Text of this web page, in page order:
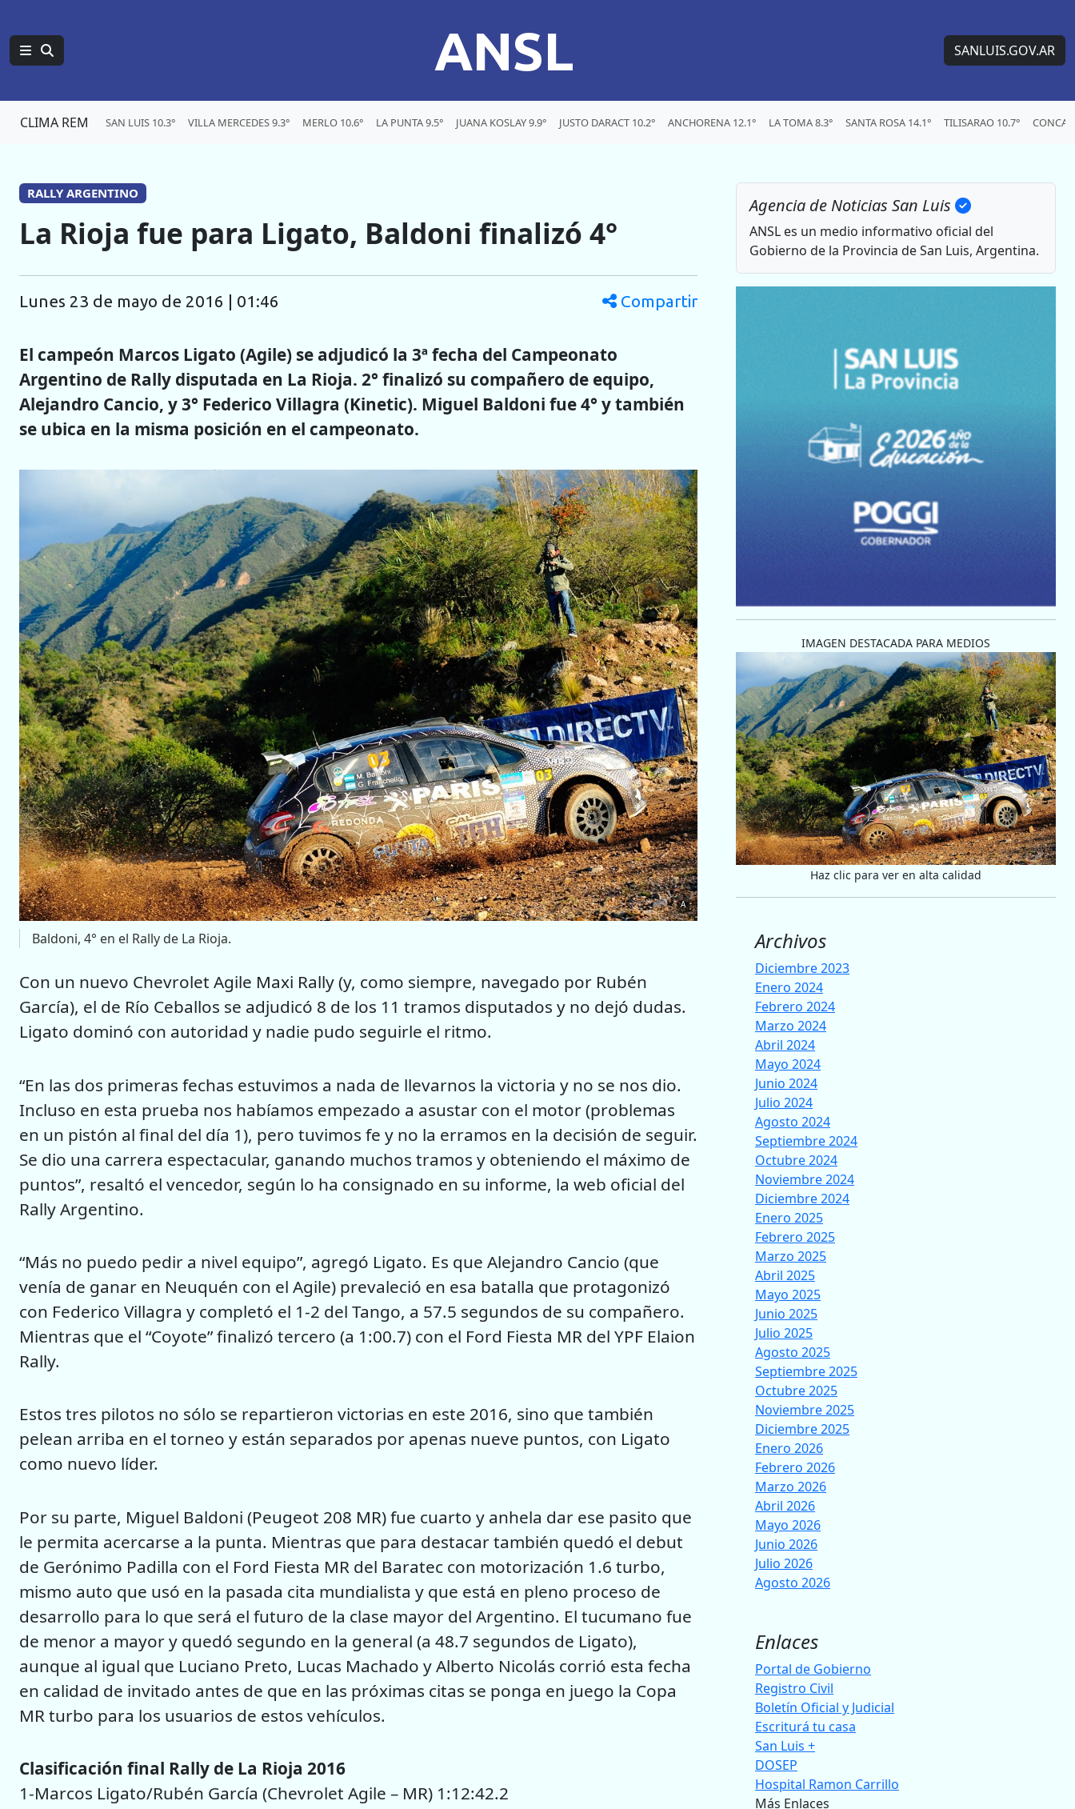
ANSL SANLUIS.GOV.AR
CLIMA REM SAN LUIS 10.3° VILLA MERCEDES 9.3° MERLO 10.6° LA PUNTA 9.5° JUANA KOSLAY 9.9° JUSTO DARACT 10.2° ANCHORENA 12.1° LA TOMA 8.3° SANTA ROSA 14.1° TILISARAO 10.7°
RALLY ARGENTINO
La Rioja fue para Ligato, Baldoni finalizó 4°
lunes 23 de mayo de 2016 | 01:46 Compartir
El campeón Marcos Ligato (Agile) se adjudicó la 3ª fecha del Campeonato
Argentino de Rally disputada en La Rioja. 2° finalizó su compañero de equipo,
Alejandro Cancio, y 3° Federico Villagra (Kinetic). Miguel Baldoni fue 4° y también
se ubica en la misma posición en el campeonato.
A
Baldoni, 4° en el Rally de La Rioja.
Con un nuevo Chevrolet Agile Maxi Rally (y, como siempre, navegado por Rubén
García), el de Río Ceballos se adjudicó 8 de los 11 tramos disputados y no dejó dudas.
Ligato dominó con autoridad y nadie pudo seguirle el ritmo.
“En las dos primeras fechas estuvimos a nada de llevarnos la victoria y no se nos dio.
Incluso en esta prueba nos habíamos empezado a asustar con el motor (problemas
en un pistón al final del día 1), pero tuvimos fe y no la erramos en la decisión de seguir.
Se dio una carrera espectacular, ganando muchos tramos y obteniendo el máximo de
puntos”, resaltó el vencedor, según lo ha consignado en su informe, la web oficial del
Rally Argentino.
“Más no puedo pedir a nivel equipo”, agregó Ligato. Es que Alejandro Cancio (que
venía de ganar en Neuquén con el Agile) prevaleció en esa batalla que protagonizó
con Federico Villagra y completó el 1-2 del Tango, a 57.5 segundos de su compañero.
Mientras que el “Coyote” finalizó tercero (a 1:00.7) con el Ford Fiesta MR del YPF Elaion
Rally.
Estos tres pilotos no sólo se repartieron victorias en este 2016, sino que también
pelean arriba en el torneo y están separados por apenas nueve puntos, con Ligato
como nuevo líder.
Por su parte, Miguel Baldoni (Peugeot 208 MR) fue cuarto y anhela dar ese pasito que
le permita acercarse a la punta. Mientras que para destacar también quedó el debut
de Gerónimo Padilla con el Ford Fiesta MR del Baratec con motorización 1.6 turbo,
mismo auto que usó en la pasada cita mundialista y que está en pleno proceso de
desarrollo para lo que será el futuro de la clase mayor del Argentino. El tucumano fue
de menor a mayor y quedó segundo en la general (a 48.7 segundos de Ligato),
aunque al igual que Luciano Preto, Lucas Machado y Alberto Nicolás corrió esta fecha
en calidad de invitado antes de que en las próximas citas se ponga en juego la Copa
MR turbo para los usuarios de estos vehículos.
Clasificación final Rally de La Rioja 2016
1-Marcos Ligato/Rubén García (Chevrolet Agile – MR) 1:12:42.2
Agencia de Noticias San Luis
ANSL es un medio informativo oficial del
Gobierno de la Provincia de San Luis, Argentina.
IMAGEN DESTACADA PARA MEDIOS
Haz clic para ver en alta calidad
Archivos
Diciembre 2023
Enero 2024
Febrero 2024
Marzo 2024
Abril 2024
Mayo 2024
Junio 2024
Julio 2024
Agosto 2024
Septiembre 2024
Octubre 2024
Noviembre 2024
Diciembre 2024
Enero 2025
Febrero 2025
Marzo 2025
Abril 2025
Mayo 2025
Junio 2025
Julio 2025
Agosto 2025
Septiembre 2025
Octubre 2025
Noviembre 2025
Diciembre 2025
Enero 2026
Febrero 2026
Marzo 2026
Abril 2026
Mayo 2026
Junio 2026
Julio 2026
Agosto 2026
Enlaces
Portal de Gobierno
Registro Civil
Boletín Oficial y Judicial
Escriturá tu casa
San Luis +
DOSEP
Hospital Ramon Carrillo
Más Enlaces